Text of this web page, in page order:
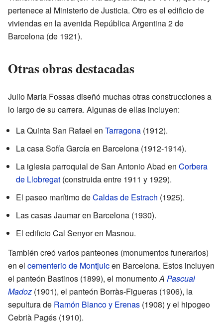
pertenece al Ministerio de Justicia. Otro es el edificio de
viviendas en la avenida República Argentina 2 de
Barcelona (de 1921).
Otras obras destacadas
Julio María Fossas diseñó muchas otras construcciones a
lo largo de su carrera. Algunas de ellas incluyen:
La Quinta San Rafael en Tarragona (1912).
La casa Sofía García en Barcelona (1912-1914).
La iglesia parroquial de San Antonio Abad en Corbera
de Llobregat (construida entre 1911 y 1929).
El paseo marítimo deCaldas de Estrach (1925).
Las casas Jaumar en Barcelona (1930).
El edificio Cal Senyor en Masnou.
También creó varios panteones (monumentos funerarios)
en el cementerio de Montjuicen Barcelona. Estos incluyen
el panteón Bastinos (1899), el monumentoA Pascual
Madoz (1901), el panteón Borràs-Figueras (1906), la
sepultura de Ramón Blanco y Erenas (1908) y el hipogeo
Cebrià Pagés (1910).